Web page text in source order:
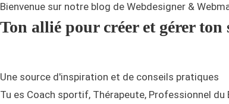
Bienvenue sur notre blog de Webdesigner &
Ton allié pour créer et gérer ton
Une source d'inspiration et de conseils pratiques
Tu es Coach sportif, Thérapeute, Professionnel